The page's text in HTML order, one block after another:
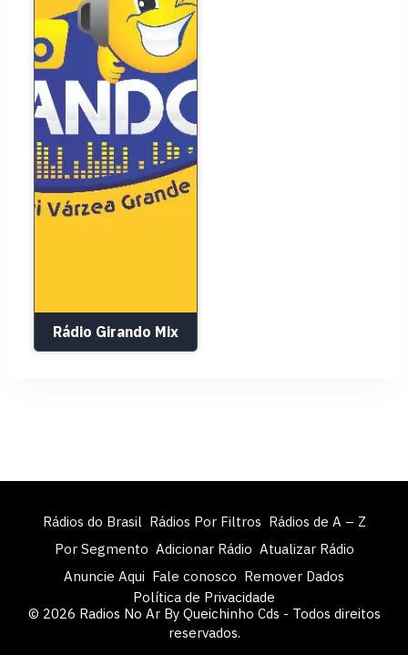
Rádio Girando Mix
Rádios do Brasil Rádios Por Filtros Rádios de A – Z
Por Segmento Adicionar Rádio Atualizar Rádio
Anuncie Aqui Fale conosco Remover Dados
Política de Privacidade
© 2026 Radios No Ar By Queichinho Cds - Todos direitos
reservados.